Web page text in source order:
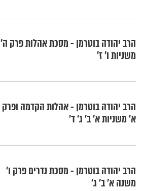
הרב יהודה בוטרמן - מסכת אהלות פרק ה'
משניות ו' ז'
הרב יהודה בוטרמן - אהלות הקדמה ופרק
א' משניות א' ב' ג' ד'
הרב יהודה בוטרמן - מסכת נדרים פרק ו'
משנה א' ב' ג'